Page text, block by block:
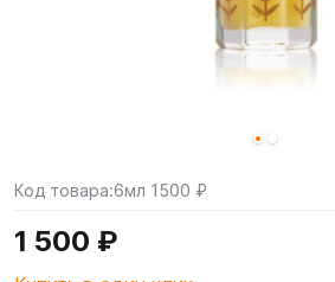
Код товара:6мл 1500 ₽
1 500 ₽